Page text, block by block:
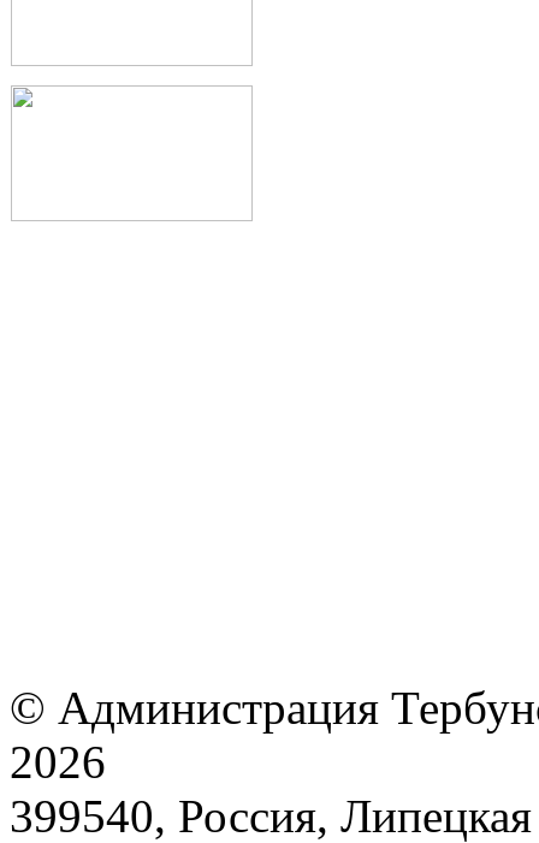
© Администрация
2026
399540, Россия,